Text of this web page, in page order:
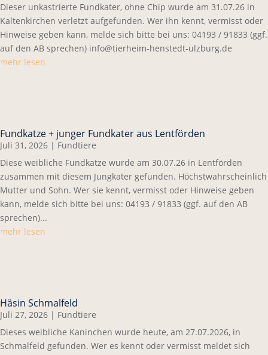
Dieser unkastrierte Fundkater, ohne Chip wurde am 31.07.26 in
Kaltenkirchen verletzt aufgefunden. Wer ihn kennt, vermisst oder
Hinweise geben kann, melde sich bitte bei uns: 04193 / 91833 (ggf.
auf den AB sprechen) info@tierheim-henstedt-ulzburg.de
mehr lesen
Fundkatze + junger Fundkater aus Lentförden
Juli 31, 2026 | Fundtiere
Diese weibliche Fundkatze wurde am 30.07.26 in Lentförden
zusammen mit diesem Jungkater gefunden. Höchstwahrscheinlich
Mutter und Sohn. Wer sie kennt, vermisst oder Hinweise geben
kann, melde sich bitte bei uns: 04193 / 91833 (ggf. auf den AB
sprechen)...
mehr lesen
Häsin Schmalfeld
Juli 27, 2026 | Fundtiere
Dieses weibliche Kaninchen wurde heute, am 27.07.2026, in
Schmalfeld gefunden. Wer es kennt oder vermisst meldet sich